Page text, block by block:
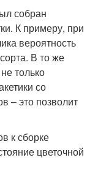
собран
К примеру, при
вероятность
В то же
только
со
– это позволит
к сборке
цветочной